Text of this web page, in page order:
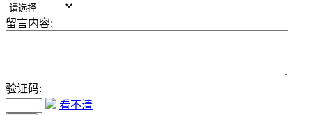
留言内容:
验证码:
看不清